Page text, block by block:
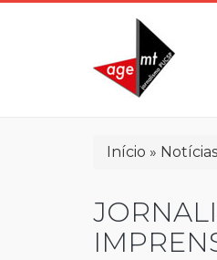
Trilha
Início Notícias